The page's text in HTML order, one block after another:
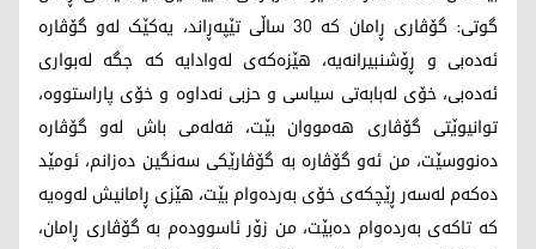
گوتی: گۆڤاری ڕامان کە 30 ساڵی تێپەڕاند، یەکێک لەو گۆڤارە
ئەدەبی و ڕۆشنبیرانەیە، هێزەکەی لەوادایە کە جگە لەبواری
ئەدەبی، خۆی لەبابەتی سیاسی و حزبی نەداوە و خۆی پاراستووە،
توانیوێتی گۆڤاری هەمووان بێت، قەلەمی باش لەو گۆڤارە
دەنووسێت، من ئەو گۆڤارە بە گۆڤارێکی سەنگین دەزانم، ئومێد
دەکەم لەسەر ڕێچکەی خۆی بەردەوام بێت، هێزی ڕامانیش لەوەیە
کە تاکەی بەردەوام دەبێت، من زۆر ئاسوودەم بە گۆڤاری ڕامان،